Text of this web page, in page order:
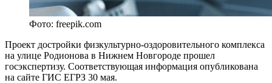
Фото: freepik.com
Проект достройки физкультурно-оздоровительного комплекса
на улице Родионова в Нижнем Новгороде прошел
госэкспертизу. Соответствующая информация опубликована
на сайте ГИС ЕГРЗ 30 мая.